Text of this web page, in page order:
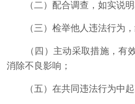
（二）配合调查，如实说明
（三）检举他人违法行为，
（四）主动采取措施，有效
消除不良影响；
（五）在共同违法行为中起